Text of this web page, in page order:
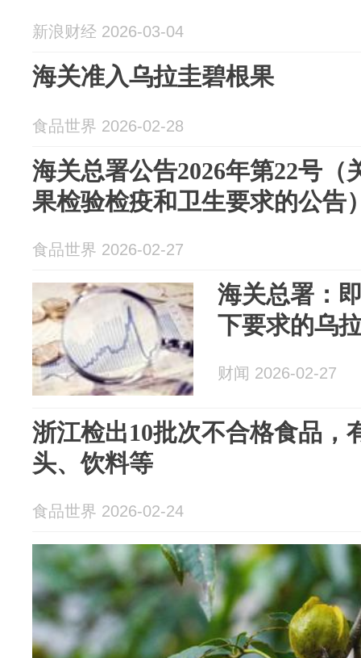
新浪财经 2026-03-04
海关准入乌拉圭碧根果
食品世界 2026-02-28
海关总署公告2026年第22号（
果检验检疫和卫生要求的公告
食品世界 2026-02-27
海关总署：
下要求的乌
财闻 2026-02-27
浙江检出10批次不合格食品，
头、饮料等
食品世界 2026-02-24